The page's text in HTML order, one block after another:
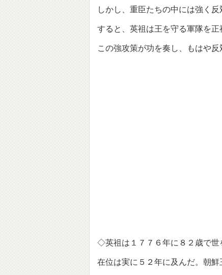
しかし、重臣たちの中には強く反
すると、英祖は王を守る軍隊を正
この強攻策が功を奏し、もはや反
◇英祖は１７７６年に８２歳で世
在位は実に５２年に及んだ。朝